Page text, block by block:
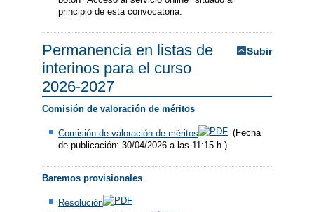
principio de esta convocatoria.
Permanencia en listas de
interinos para el curso
2026-2027
Subir
Comisión de valoración de méritos
Comisión de valoración de méritos
(Fecha
de publicación: 30/04/2026 a las 11:15 h.)
Baremos provisionales
Resolución